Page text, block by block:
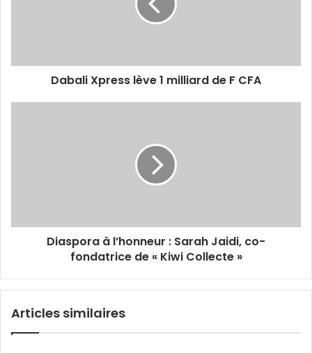
Dabali Xpress lève 1 milliard de F CFA
« Kiwi
Collecte »Diaspora à l’honneur : Sarah Jaidi, co-
fondatrice de « Kiwi Collecte »
Articles similaires